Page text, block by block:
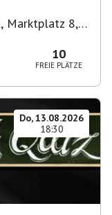
, Marktplatz 8,
10
FREIE PLÄTZE
Do, 13.08.2026
18:30